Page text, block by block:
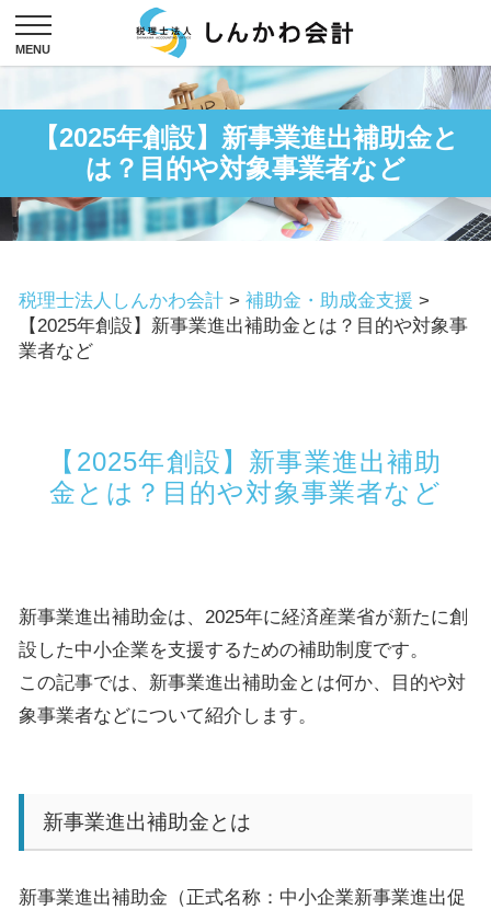
【2025年創設】新事業進出補助金と
は？目的や対象事業者など
税理士法人しんかわ会計 > 補助金・助成金支援 >
【2025年創設】新事業進出補助金とは？目的や対象事
業者など
【2025年創設】新事業進出補助
金とは？目的や対象事業者など
新事業進出補助金は、 2025年に経済産業省が新たに創
設した中小企業を支援するための補助制度です。
この記事では、新事業進出補助金とは何か、目的や対
象事業者などについて紹介します。
新事業進出補助金とは
新事業進出補助金（正式名称：中小企業新事業進出促